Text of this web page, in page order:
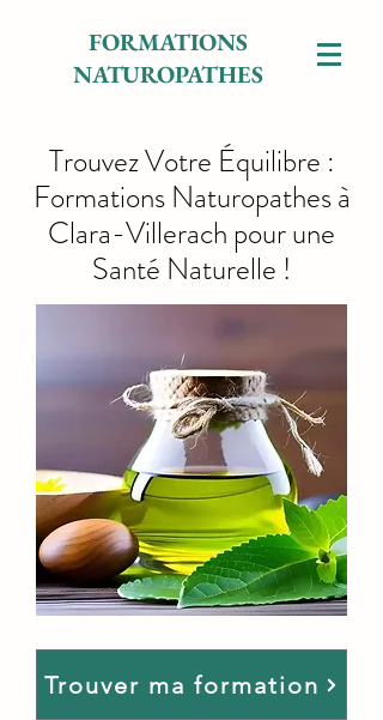
FORMATIONS
NATUROPATHES
Trouvez Votre Équilibre :
Formations Naturopathes à
Clara-Villerach pour une
Santé Naturelle !
Trouver ma formation